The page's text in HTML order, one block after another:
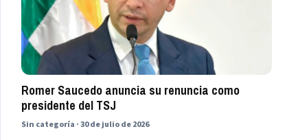
Romer Saucedo anuncia su renuncia como
presidente del TSJ
Sin categoría · 30 de julio de 2026